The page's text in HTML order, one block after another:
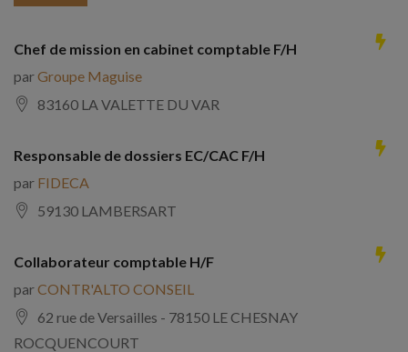
Chef de mission en cabinet comptable F/H
parGroupe Maguise
83160 LA VALETTE DU VAR
Responsable de dossiers EC/CAC F/H
par FIDECA
59130 LAMBERSART
Collaborateur comptable H/F
parCONTR'ALTO CONSEIL
62 rue de Versailles - 78150 LE CHESNAY
ROCQUENCOURT